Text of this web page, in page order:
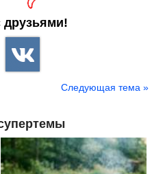
друзьями!
Следующая тема »